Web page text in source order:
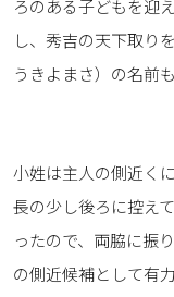
ろのある子どもを迎
し、秀吉の天下取り
うきよまさ）の名前も
小姓は主人の側近く
長の少し後ろに控え
ったので、両脇に振
の側近候補として有